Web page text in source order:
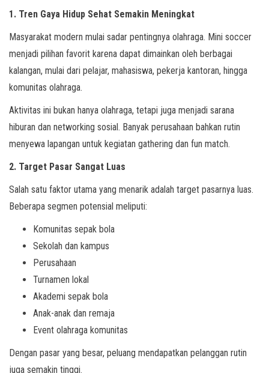
1. Tren Gaya Hidup Sehat Semakin Meningkat
Masyarakat modern mulai sadar pentingnya olahraga. Mini soccer
menjadi pilihan favorit karena dapat dimainkan oleh berbagai
kalangan, mulai dari pelajar, mahasiswa, pekerja kantoran, hingga
komunitas olahraga.
Aktivitas ini bukan hanya olahraga, tetapi juga menjadi sarana
hiburan dan networking sosial. Banyak perusahaan bahkan rutin
menyewa lapangan untuk kegiatan gathering dan fun match.
2. Target Pasar Sangat Luas
Salah satu faktor utama yang menarik adalah target pasarnya luas.
Beberapa segmen potensial meliputi:
Komunitas sepak bola
Sekolah dan kampus
Perusahaan
Turnamen lokal
Akademi sepak bola
Anak-anak dan remaja
Event olahraga komunitas
Dengan pasar yang besar, peluang mendapatkan pelanggan rutin
juga semakin tinggi.